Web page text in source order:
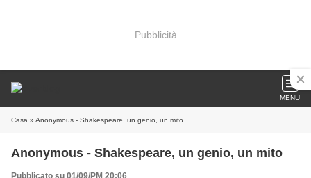
Pubblicità
MENU
Casa » Anonymous - Shakespeare, un genio, un mito
Anonymous - Shakespeare, un genio, un mito
Pubblicato su 01/09/PM 20:06